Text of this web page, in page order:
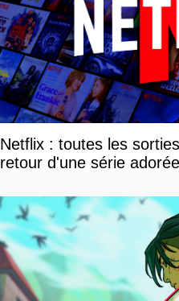
Netflix : toutes les
retour d'une série